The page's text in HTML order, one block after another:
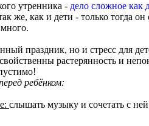
утренника - дело сложное как
же, как и дети - только тогда
праздник, но и стресс для
растерянность и
ребёнком:
слышать музыку и сочетать с